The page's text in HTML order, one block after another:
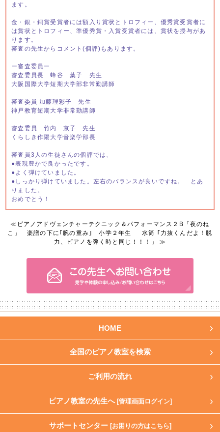
ます。
金・銀・銅賞受賞者には額入り賞状とトロフィー、優秀賞受賞者に
は賞状とトロフィー、準優秀賞・入賞受賞者には、賞状を授与があ
ります。
審査の先生からコメント(個評)もあります。
ー審査委員ー
審査委員長 蜂谷 葉子 先生
大阪国際大学短期大学部非常勤講師
審査委員 加藤理彩子 先生
神戸教育短期大学非常勤講師
審査委員 竹内 京子 先生
くらしき作陽大学音楽学部長
審査員3人の生徒さんの個評では、
●表現豊かで良かったです。
●よく弾けていました。
●しっかり弾けていました。左右のバランスが良いですね。 とあ
りました。
おめでとう！
≪ ピアノアドヴェンチャーテクニック＆パフォーマンス２B「夜のね
こ」 楽譜の下に｢腕の重み｣ 小学２年生
水筒 ｢力抜くんだよ！脱
力、ピアノを弾く時と同じ！！！」≫
HOME
全国のピアノ教室を検索
ご利用の流れ
ピアノ教室の先生へ [管理画面ログイン]
サポートセンター [お困りの方はこちら]